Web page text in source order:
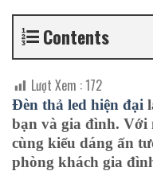
Contents
Lượt Xem :172
Đèn thả led hiện đại
bạn và gia đình. Với
cùng kiểu dáng ấn
phòng khách gia